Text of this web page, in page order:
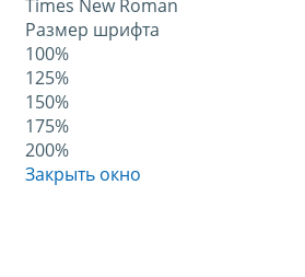
Times New Roman
Размер шрифта
100%
125%
150%
175%
200%
Закрыть окно